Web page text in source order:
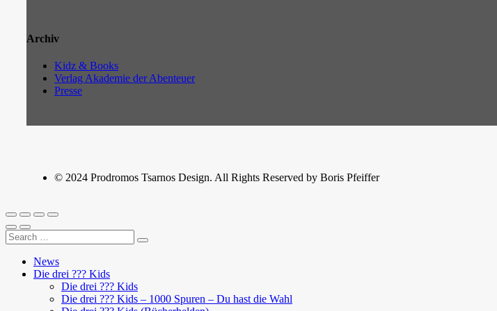
Archiv
Kidz & Books
Verlag Akademie der Abenteuer
Presse
© 2024 Prodromos Tsarnos Design. All Rights Reserved by Boris Pfeiffer
News
Die drei ??? Kids
Die drei ??? Kids
Die drei ??? Kids – 1000 Spuren – Du hast die Wahl